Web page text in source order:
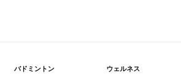
バドミントン ウェルネス